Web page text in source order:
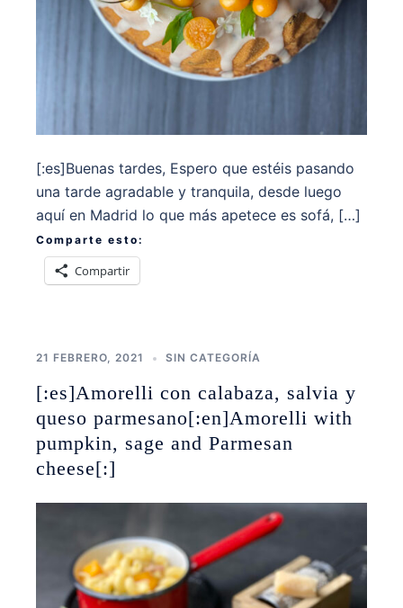
[:es]Buenas tardes, Espero que estéis pasando
una tarde agradable y tranquila, desde luego
aquí en Madrid lo que más apetece es sofá, […]
Comparte esto:
Compartir
21 FEBRERO, 2021 SIN CATEGORÍA
[:es]Amorelli con calabaza, salvia y
queso parmesano[:en]Amorelli with
pumpkin, sage and Parmesan
cheese[:]